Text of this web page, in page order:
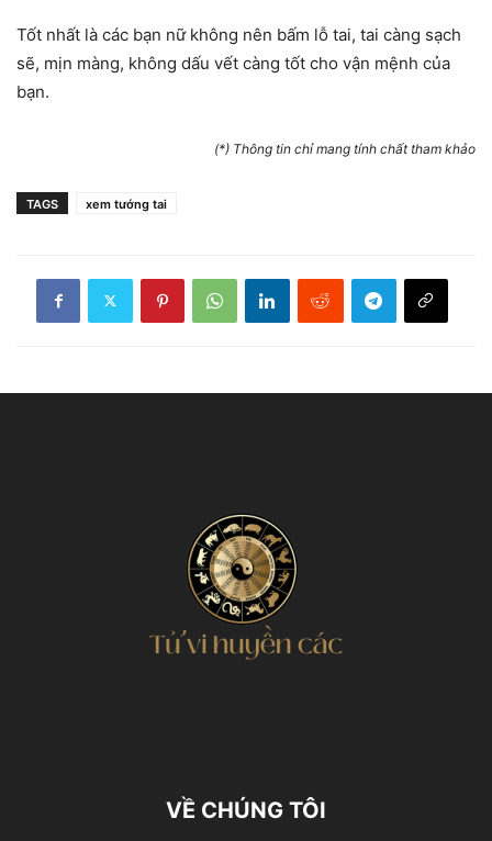
Tốt nhất là các bạn nữ không nên bấm lỗ tai, tai càng sạch
sẽ, mịn màng, không dấu vết càng tốt cho vận mệnh của
bạn.
(*) Thông tin chỉ mang tính chất tham khảo
TAGS xem tướng tai
VỀ CHÚNG TÔI